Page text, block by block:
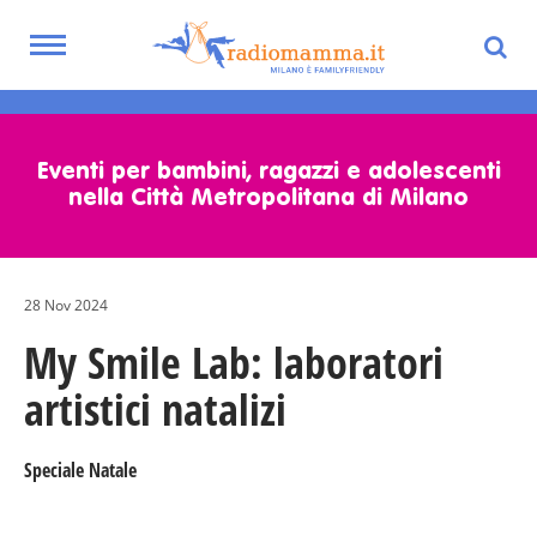
content
Toggle
Eventi per bambini, ragazzi e adolescenti
nella Città Metropolitana di Milano
28 Nov 2024
My Smile Lab: laboratori
artistici natalizi
Speciale Natale